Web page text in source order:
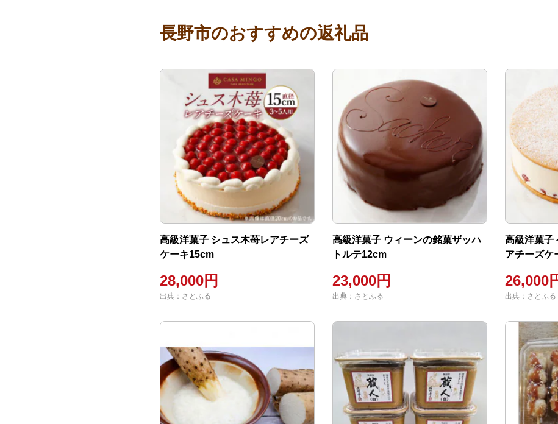
長野市のおすすめの返礼品
高級洋菓子 シュス木苺レアチーズ
ケーキ15cm
28,000円
出典：さとふる
高級洋菓子 ウィーンの銘菓ザッハ
トルテ12cm
23,000円
出典：さとふる
高級洋菓子
アチーズケ
26,000
出典：さとふる